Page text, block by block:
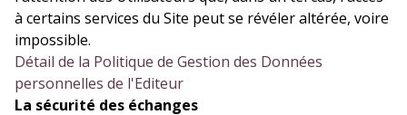
à certains services du Site peut se révéler altérée, voire
impossible.
Détail de la Politique de Gestion des Données
personnelles de l'Editeur
La sécurité des échanges